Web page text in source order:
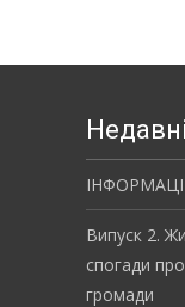
Випуск 2.
спогади
громади